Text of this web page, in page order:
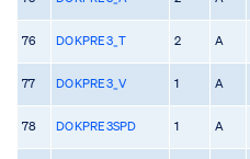
76 DOKPRE3_T 2 A
77 DOKPRE3_V 1 A
78 DOKPRE3SPD 1 A